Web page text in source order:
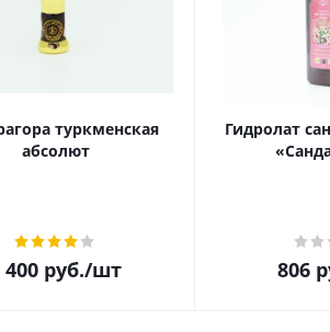
туркменская
абсолют
400 руб./шт
Гидролат
806